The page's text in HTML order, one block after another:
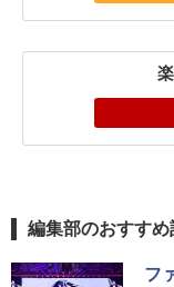
編集部のおすすめ
フ